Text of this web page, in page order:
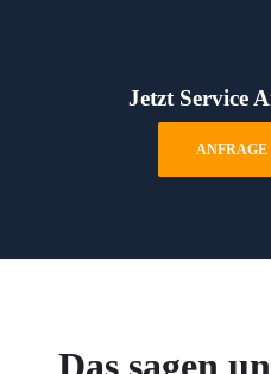
Jetzt Service
Das sagen